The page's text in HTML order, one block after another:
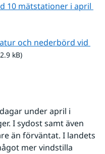
10 mätstationer i april
och nederbörd vid
kB.
kB)
under april i
I sydost samt även
än förväntat. I landets
mer vindstilla